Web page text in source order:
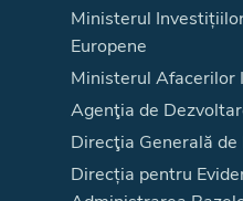
Ministerul
Europene
Ministerul Afacerilor
Agenţia de
Direcţia Generală
Direcția pentru